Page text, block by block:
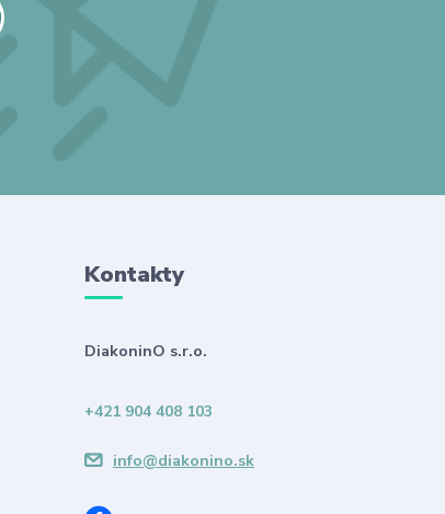
Kontakty
DiakoninO s.r.o.
+421 904 408 103
info@diakonino.sk